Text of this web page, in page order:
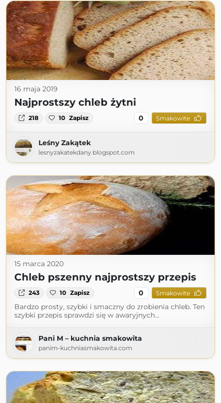
16 maja 2019
Najprostszy chleb żytni
218 10 Zapisz 0 Smakowite
Leśny Zakątek
lesnyzakatekdany.blogspot.com
15 marca 2020
Chleb pszenny najprostszy przepis
243 10 Zapisz 0 Smakowite
Bardzo prosty, szybki i smaczny do zrobienia chleb. Ten
szybki przepis sprawdzi się w awaryjnych…
Pani M – kuchnia smakowita
panim-kuchniasmakowita.com